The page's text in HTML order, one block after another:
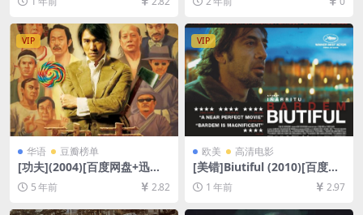
超清未删减资源][网盘在线播
放/下载][MP4/8.5GB][中英字
幕]
80P超清未删减资源][网盘在
线播放/下载][MP4/6.5GB][中
文字幕]
VIP
华语 豆瓣榜单
[功夫](2004)[百度网盘+迅雷
云盘资源1080P超清未删减]
[MP4/6.4GB][粤语中字]
5 年前 2.82
VIP
欧美 高清电影
[美错]Biutiful (2010)[百度网
盘+夸克网盘1080P超清未删
减资源][网盘在线播放/下载]
[MP4/9.4GB][中文字幕]
1 年前 2.97